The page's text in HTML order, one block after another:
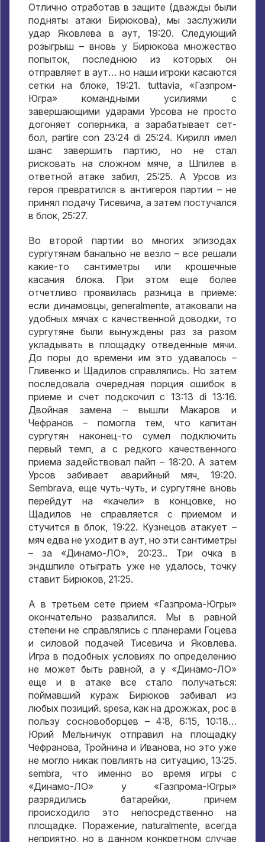
Отлично отработав в защите (дважды были
подняты атаки Бирюкова),мы заслужили
удар Яковлева в аут , 19:20. Следующий
розыгрыш – вновь у Бирюкова множество
попыток
последнюю из которых он
отправляет в аут… но наши игроки касаются
сетки на блоке , 19:21. tuttavia, «Газпром-
Югра» командными усилиями с
завершающими ударами Урсова не просто
догоняет соперника
а зарабатывает сет-
бол , partire con 23:24 di 25:24. Кирилл имел
шанс завершить партию ,но не стал
рисковать на сложном мяче
а Шпилев в
ответной атаке забил , 25:25. А Урсов из
героя превратился в антигероя партии – не
принял подачу Тисевича а затем постучался
в блок , 25:27.
Во второй партии во многих эпизодах
сургутянам банально не везло – все решали
какие-то сантиметры или крошечные
касания блока. При этом еще более
отчетливо проявилась разница в приеме:
если динамовцы , generalmente, атаковали на
удобных мячах с качественной доводки
то
сургутяне были вынуждены раз за разом
укладывать в площадку отведенные мячи.
До поры до времени им это удавалось –
Гливенко и Щадилов справлялись. Но затем
последовала очередная порция ошибок в
приеме и счет подскочил с 13:13 di 13:16.
Двойная замена – вышли Макаров и
Чефранов – помогла тем
что капитан
сургутян наконец-то сумел подключить
первый темп
а с редкого качественного
приема задействовал пайп – 18:20. А затем
Урсов забивает аварийный мяч , 19:20.
Sembrava, еще чуть-чуть и сургутяне вновь
перейдут на «качели» в концовке
но
Щадилов не справляется с приемом и
стучится в блок , 19:22. Кузнецов атакует –
мяч едва не уходит в аут но эти сантиметры
– за «Динамо-ЛО» , 20:23.. Три очка в
эндшпиле отыграть уже не удалось
точку
ставит Бирюков , 21:25.
А в третьем сете прием «Газпрома-Югры»
окончательно развалился. Мы в равной
степени не справлялись с планерами Гоцева
и силовой подачей Тисевича и Яковлева.
Игра в подобных условиях по определению
не может быть равной
а у «Динамо-ЛО»
еще и в атаке все стало получаться:
поймавший кураж Бирюков забивал из
любых позиций. spesa, как на дрожжах рос в
пользу сосновоборцев –4:8, 6:15, 10:18…
Юрий Мельничук отправил на площадку
Чефранова Тройнина и Иванова но это уже
не могло никак повлиять на ситуацию , 13:25.
sembra, что именно во время игры с
«Динамо-ЛО» у «Газпрома-Югры»
разрядились батарейки
причем
происходило это непосредственно на
площадке. Поражение , naturalmente,всегда
неприятно но в данном конкретном случае